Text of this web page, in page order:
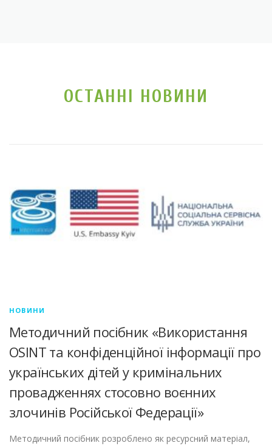
ОСТАННІ НОВИНИ
НОВИНИ
Методичний посібник «Використання
OSINT та конфіденційної інформації про
українських дітей у кримінальних
провадженнях стосовно воєнних
злочинів Російської Федерації»
Методичний посібник розроблено як ресурсний матеріал,